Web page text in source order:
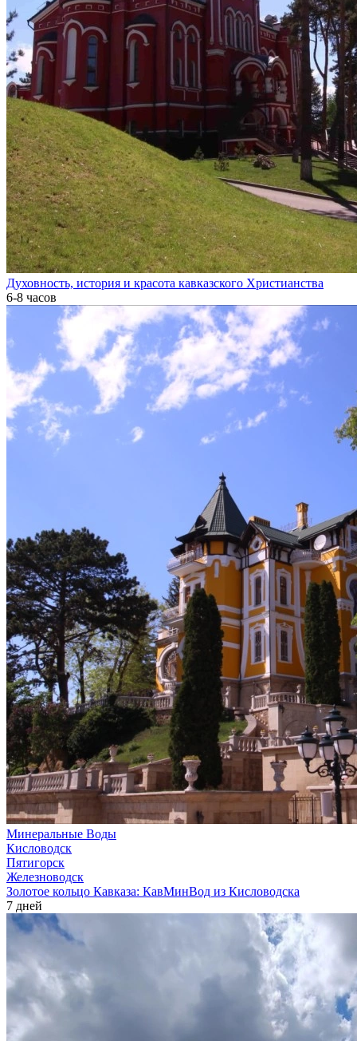
Духовность, история и красота кавказского Христианства
6-8 часов
Минеральные Воды
Кисловодск
Пятигорск
Железноводск
Золотое кольцо Кавказа: КавМинВод из Кисловодска
7 дней